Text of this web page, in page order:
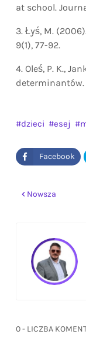
at school.
3. Łyś, M.
9(1), 77-92.
4. Oleś, P. K.,
determinantów.
dzieci esej
Nowsza
0 - LICZBA